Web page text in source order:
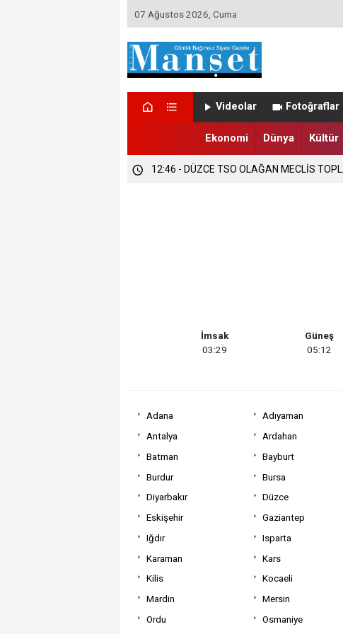
07 Ağustos 2026, Cuma
Videolar Fotoğraflar
Ekonomi Dünya Kültür
12:46 - DÜZCE TSO OLAĞAN MECLİS
İmsak
03:29
Güneş
05:12
Adana Adıyaman
Antalya
Ardahan
Batman
Bayburt
Burdur
Bursa
Diyarbakır
Düzce
Eskişehir
Gaziantep
Iğdır
Isparta
Karaman
Kars
Kilis
Kocaeli
Mardin
Mersin
Ordu
Osmaniye